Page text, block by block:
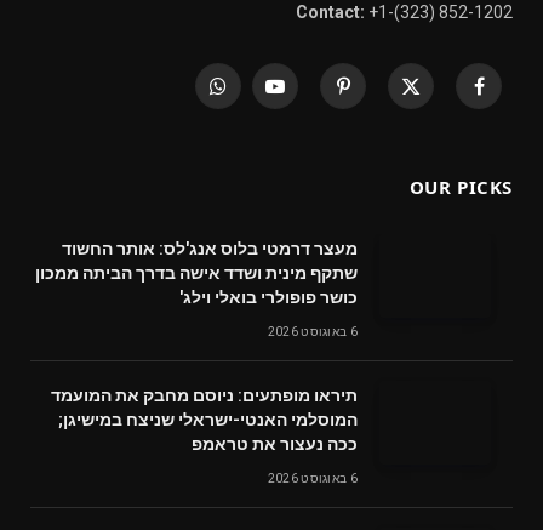
Contact: +1-(323) 852-1202
Facebook
X
Pinterest
YouTube
WhatsApp
OUR PICKS
מעצר דרמטי בלוס אנג'לס: אותר החשוד
שתקף מינית ושדד אישה בדרך הביתה ממכון
כושר פופולרי בואלי וילג'
6 באוגוסט 2026
תיראו מופתעים: ניוסם מחבק את המועמד
המוסלמי האנטי-ישראלי שניצח במישיגן;
ככה נעצור את טראמפ
6 באוגוסט 2026